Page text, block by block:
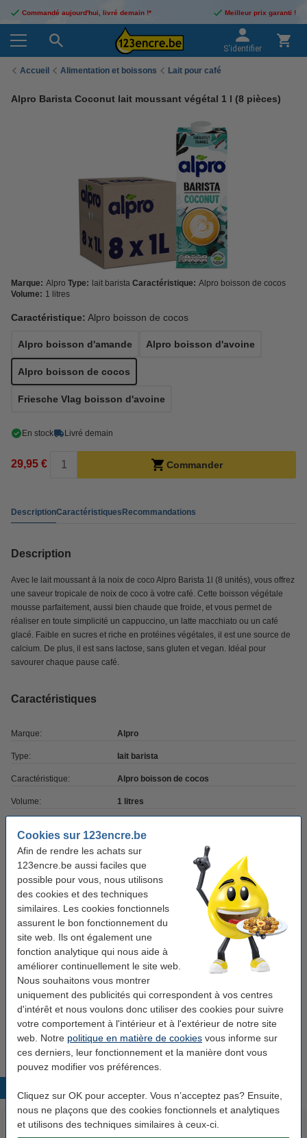
Cookies sur 123encre.be
Afin de rendre les achats sur
123encre.be aussi faciles que
possible pour vous, nous utilisons
des cookies et des techniques
similaires. Les cookies fonctionnels
assurent le bon fonctionnement du
site web. Ils ont également une
fonction analytique qui nous aide à
améliorer continuellement le site web.
Nous souhaitons vous montrer
uniquement des publicités qui correspondent à vos centres
d'intérêt et nous voulons donc utiliser des cookies pour suivre
votre comportement à l'intérieur et à l'extérieur de notre site
web. Notre politique en matière de cookies vous informe sur
ces derniers, leur fonctionnement et la manière dont vous
pouvez modifier vos préférences.
Cliquez sur OK pour accepter. Vous n’acceptez pas? Ensuite,
nous ne plaçons que des cookies fonctionnels et analytiques
et utilisons des techniques similaires à ceux-ci.
Commandé aujourd'hui, livré demain !* Meilleur prix garanti !
S'identifier
Accueil Alimentation et boissons Lait pour café
Alpro Barista Coconut lait moussant végétal 1 l (8 pièces)
Marque: Alpro Type: lait barista Caractéristique: Alpro boisson de cocos
Volume: 1 litres
Caractéristique: Alpro boisson de cocos
Alpro boisson d'amande Alpro boisson d'avoine
Alpro boisson de cocos
Friesche Vlag boisson d'avoine
En stock Livré demain
29,95 € Commander
DescriptionCaractéristiquesRecommandations
Description
Avec le lait moussant à la noix de coco Alpro Barista 1l (8 unités), vous offrez
une saveur tropicale de noix de coco à votre café. Cette boisson végétale
mousse parfaitement, aussi bien chaude que froide, et vous permet de
réaliser en toute simplicité un cappuccino, un latte macchiato ou un café
glacé. Faible en sucres et riche en protéines végétales, il est une source de
calcium. De plus, il est sans lactose, sans gluten et vegan. Idéal pour
savourer chaque pause café.
Caractéristiques
Marque: Alpro
Type: lait barista
Caractéristique: Alpro boisson de cocos
Volume: 1 litres
Infos extra: information produit
Bon plan : commandez également
Alpro Barista Gluten Free Oat lait moussant
végétal 1l (8 pièces)
Alpro Barista Amande lait moussant végétal 1l
(8 pièces)
29,95 €
123encre Traditional café moulu pour filtre 500
7,50 €